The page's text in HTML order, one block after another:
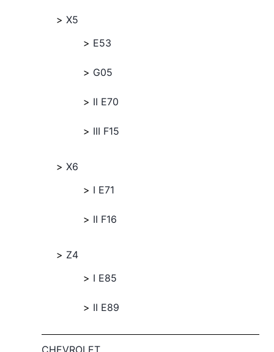
X5
E53
G05
II E70
III F15
X6
I E71
II F16
Z4
I E85
II E89